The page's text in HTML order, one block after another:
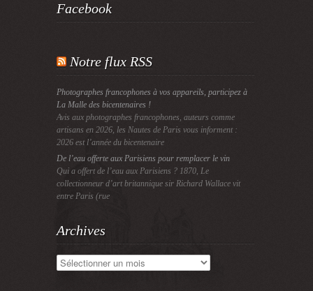
Facebook
Notre flux RSS
Photographes francophones à vos appareils, participez à
La Malle des bicentenaires !
Avis aux photographes francophones, auteurs comme
artisans en 2026, les Nautes de Paris vous informent :
2026 est l’année du bicentenaire
De l’eau offerte aux Parisiens pour remplacer le vin
Qui a offert de l’eau aux Parisiens ? 1870, Le
collectionneur d’art britannique sir Richard Wallace vit
entre Paris (rue
Archives
Archives